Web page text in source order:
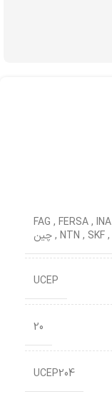
FAG , FERSA, INA
NTN , SKF,
,چین
UCEP
20
UCEP204